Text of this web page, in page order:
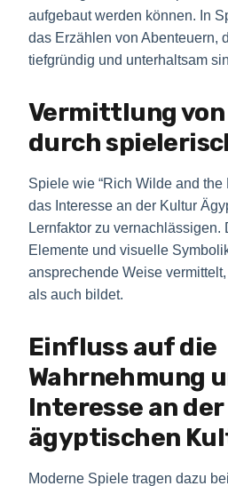
aufgebaut werden können. In
das Erzählen von Abenteuern,
tiefgründig und unterhaltsam
Vermittlung von
durch
Spiele wie “Rich Wilde and the
das Interesse an der Kultur
Lernfaktor zu vernachlässigen.
Elemente und visuelle
ansprechende Weise
als auch bildet.
Einfluss auf die
Wahrnehmung
Interesse an der
ägyptischen
Moderne Spiele tragen dazu